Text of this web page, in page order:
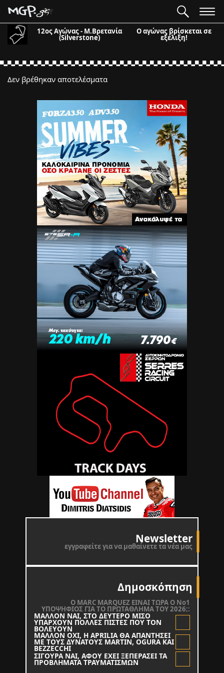
12ος Αγώνας - Μ.Βρετανία
(Silverstone)
Ο αγώνας βρίσκεται σε
εξέλιξη!
Newsletter
εγγραφείτε για να μαθαίνετε τα νέα μας
Δημοσκόπηση
O MARC MARQUEZ ΕΙΝΑΙ ΤΩΡΑ Ο Νο1
ΥΠΟΨΗΦΙΟΣ ΓΙΑ ΤΟ ΠΡΩΤΑΘΛΗΜΑ ΤΟΥ 2026;:
ΜΑΛΛΟΝ ΝΑΙ, ΣΤΟ ΔΕΥΤΕΡΟ ΜΙΣΟ
ΥΠΑΡΧΟΥΝ ΠΟΛΛΕΣ ΠΙΣΤΕΣ ΠΟΥ ΤΟΝ
ΒΟΛΕΥΟΥΝ
ΜΑΛΛΟΝ ΟΧΙ, Η APRILIA ΘΑ ΑΠΑΝΤΗΣΕΙ
ΜΕ ΤΟΥΣ ΔΥΝΑΤΟΥΣ MARTIN, OGURA KAI
BEZZECCHI
ΣΙΓΟΥΡΑ ΝΑΙ, ΑΦΟΥ ΕΧΕΙ ΞΕΠΕΡΑΣΕΙ ΤΑ
ΠΡΟΒΛΗΜΑΤΑ ΤΡΑΥΜΑΤΙΣΜΩΝ
Δεν βρέθηκαν αποτελέσματα